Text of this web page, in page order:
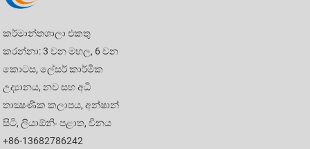
කර්මාන්තශාලා එකතු
කරන්නා: 3 වන මහල, 6 වන
කොටස, ලේසර් කාර්මික
උද්‍යානය, නව සහ අධි
තාක්‍ෂණික කලාපය, අන්ෂාන්
සිටි, ලියාඕනිං පළාත, චීනය
+86-13682786242